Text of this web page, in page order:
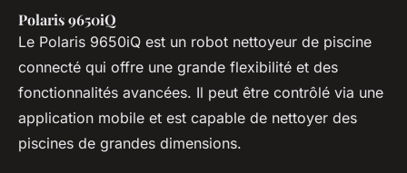
Polaris 9650iQ
Le Polaris 9650iQ est un robot nettoyeur de piscine
connecté qui offre une grande flexibilité et des
fonctionnalités avancées. Il peut être contrôlé via une
application mobile et est capable de nettoyer des
piscines de grandes dimensions.